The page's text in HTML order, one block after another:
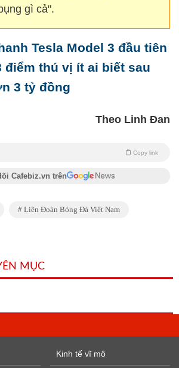
gì cả".
Tesla Model 3 đầu tiên
điểm thú vị ít ai biết sau
3 tỷ đồng
Theo Linh Đan
Copy link
Cafebiz.vn trên
Liên Đoàn Bóng Đá Việt Nam
MỤC
Kinh tế vĩ mô